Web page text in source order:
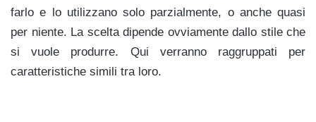
farlo e lo utilizzano solo parzialmente, o anche quasi
per niente. La scelta dipende ovviamente dallo stile che
si vuole produrre. Qui verranno raggruppati per
caratteristiche simili tra loro.